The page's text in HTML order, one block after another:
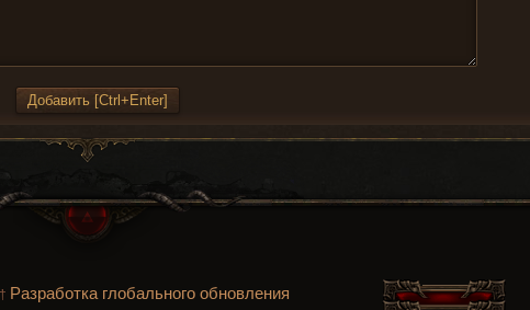
Разработка глобального обновления